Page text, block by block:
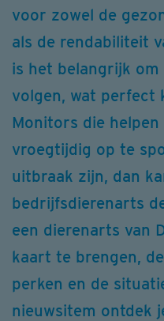
voor zowel de
als de rendabiliteit
is het belangrijk om
volgen, wat perfect
Monitors die
vroegtijdig op te
uitbraak zijn, dan
bedrijfsdierenarts
een dierenarts van
kaart te brengen,
perken en de
nieuwsitem ontdek